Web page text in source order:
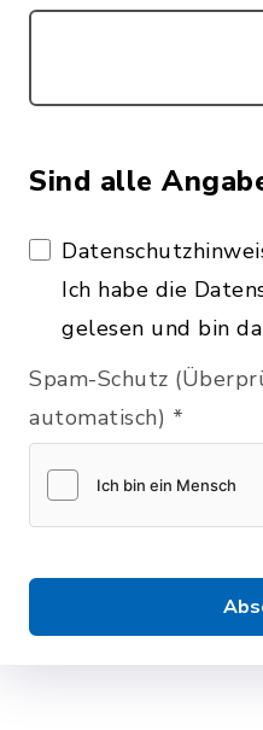
Sind alle
Ich habe die
gelesen und bin
Spam-Schutz
automatisch) *